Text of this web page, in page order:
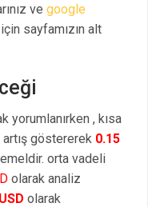
ve google
sayfamızın alt
yorumlanırken , kısa
göstererek 0.15
orta vadeli
olarak analiz
olarak